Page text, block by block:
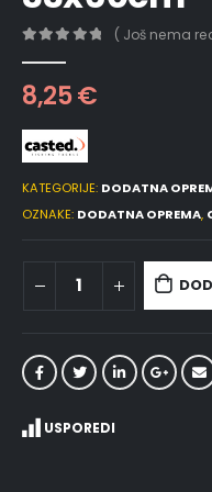
( Još nema
8,25€
KATEGORIJE: DODATNA
OZNAKE: DODATNA OPREMA,
USPOREDI